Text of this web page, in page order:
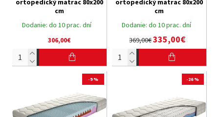
Dodanie: do 10 prac. dní
ortopedický matrac 80x200
cm
306,00€
Dodanie: do 10 prac. dní
ortopedický matrac 80x200
cm
369,00€335,00€
-9 % -26 %